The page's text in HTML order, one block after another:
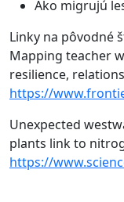
Ako migrujú
Linky na pôvodné
Mapping teacher
resilience,
https://
Unexpected
plants link to
https://